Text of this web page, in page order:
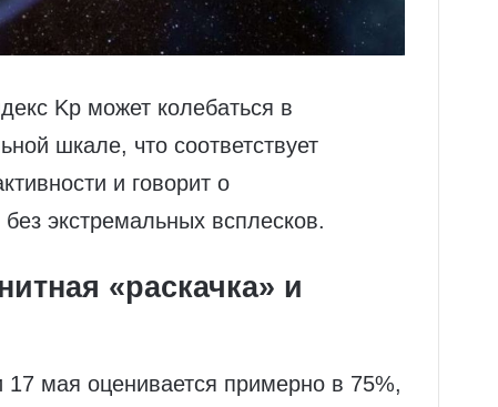
Kp может колебаться в
шкале, что соответствует
и говорит о
экстремальных всплесков.
«раскачка» и
17 мая оценивается примерно в 75%,